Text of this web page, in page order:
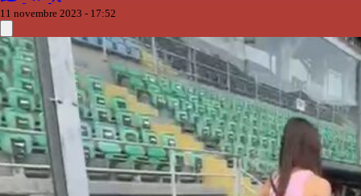
11 novembre 2023 - 17:52